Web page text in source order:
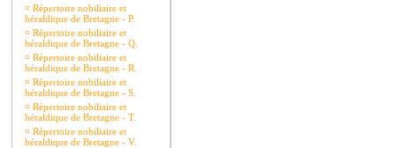
¤ Répertoire nobiliaire et
héraldique de Bretagne - P.
¤ Répertoire nobiliaire et
héraldique de Bretagne - Q.
¤ Répertoire nobiliaire et
héraldique de Bretagne - R.
¤ Répertoire nobiliaire et
héraldique de Bretagne - S.
¤ Répertoire nobiliaire et
héraldique de Bretagne - T.
¤ Répertoire nobiliaire et
héraldique de Bretagne - V.